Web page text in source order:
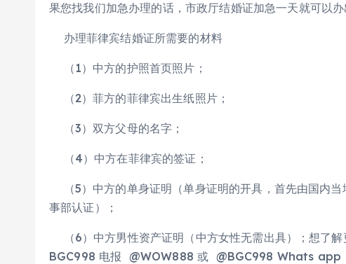
果您找我们加急办理的话，市政厅结婚证加急一天就可以
办理菲律宾结婚证所需要的材料
（1）中方的护照首页照片；
（2）菲方的菲律宾出生纸照片；
（3）双方父母的名字；
（4）中方在菲律宾的签证；
（5）中方的单身证明（单身证明的开具，首先由国内
事部认证）；
（6）中方男性资产证明（中方女性无需出具）；想了解
BGC998 电报 @WOW888 或 @BGC998 Whats app